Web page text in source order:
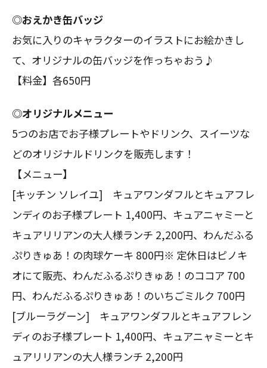
◎おえかき缶バッジ
お気に入りのキャラクターのイラストにお絵かきし
て、オリジナルの缶バッジを作っちゃおう♪
【料金】各650円
◎オリジナルメニュー
5つのお店でお子様プレートやドリンク、スイーツな
どのオリジナルドリンクを販売します！
【メニュー】
[キッチン ソレイユ] キュアワンダフルとキュアフレ
ンディのお子様プレート 1,400円、キュアニャミーと
キュアリリアンの大人様ランチ 2,200円、わんだふる
ぷりきゅあ！の肉球ケーキ 800円※ 定休日はピノキ
オにて販売、わんだふるぷりきゅあ！のココア 700
円、わんだふるぷりきゅあ！のいちごミルク 700円
[ブルーラグーン] キュアワンダフルとキュアフレン
ディのお子様プレート 1,400円、キュアニャミーとキ
ュアリリアンの大人様ランチ 2,200円